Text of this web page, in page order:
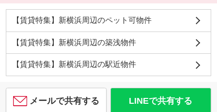
【賃貸特集】新横浜周辺のペット可物件
【賃貸特集】新横浜周辺の築浅物件
【賃貸特集】新横浜周辺の駅近物件
メールで共有する LINEで共有する